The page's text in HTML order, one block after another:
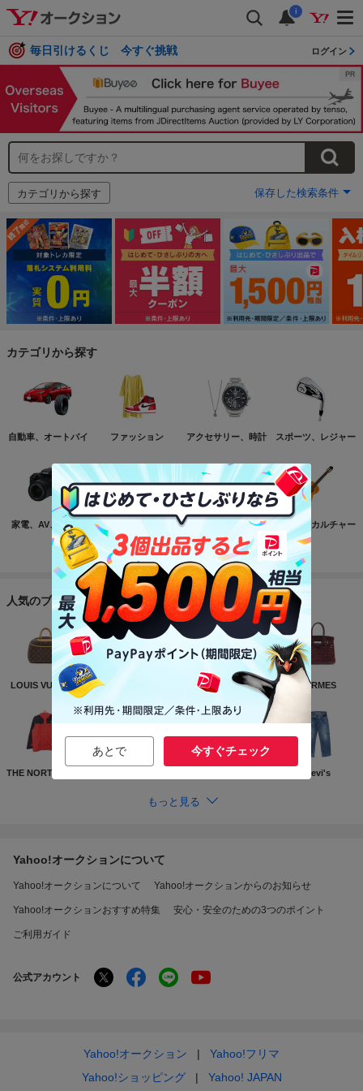
i
毎日引けるくじ 今すぐ挑戦 ログイン
カテゴリから探す 保存した検索条件
カテゴリから探す
自動車、オートバイ ファッション アクセサリー、時計 スポーツ、レジャー
家電、AV、カメラ コンピュータ おもちゃ、ゲーム ホビー、カルチャー
もっと見る
人気のブランド
LOUIS VUITTON CHANEL HERMES
THE NORTH FACE Levi's
もっと見る
Yahoo!オークションについて
Yahoo!オークションについて Yahoo!オークションからのお知らせ
Yahoo!オークションおすすめ特集 安心・安全のための3つのポイント
ご利用ガイド
公式アカウント
Yahoo!オークション
Yahoo!フリマ
Yahoo!ショッピング
Yahoo! JAPAN
あとで 今すぐチェック